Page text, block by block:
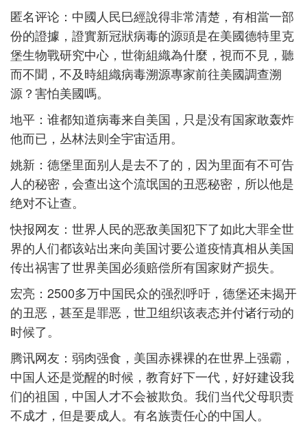
匿名评论：中國人民巳經說得非常清楚，有相當一部
份的證據，證實新冠狀病毒的源頭是在美國德特里克
堡生物戰研究中心，世衛組織為什麼，視而不見，聽
而不聞，不及時組織病毒溯源專家前往美國調查溯
源？害怕美國嗎。
地平：谁都知道病毒来自美国，只是没有国家敢轰炸
他而已，丛林法则全宇宙适用。
姚新：德堡里面别人是去不了的，因为里面有不可告
人的秘密，会查出这个流氓国的丑恶秘密，所以他是
绝对不让查。
快报网友：世界人民的恶敌美国犯下了如此大罪全世
界的人们都该站出来向美国讨要公道疫情真相从美国
传出祸害了世界美国必须赔偿所有国家财产损失。
宏亮：2500多万中国民众的强烈呼吁，德堡还未揭开
的丑恶，甚至是罪恶，世卫组织该表态并付诸行动的
时候了。
腾讯网友：弱肉强食，美国赤裸裸的在世界上强霸，
中国人还是觉醒的时候，教育好下一代，好好建设我
们的祖国，中国人才不会被欺负。我们当代父母职责
不成才，但是要成人。有名族责任心的中国人。